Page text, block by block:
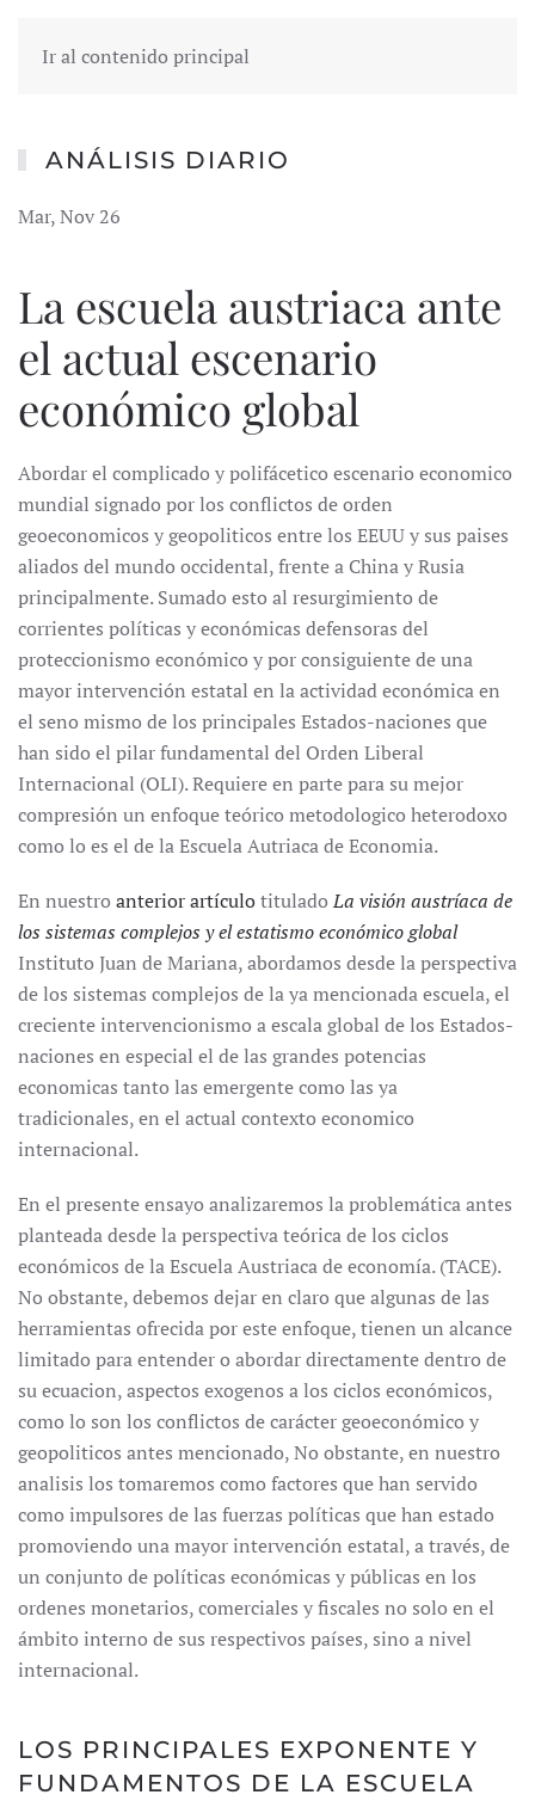
Ir al contenido principal
ANÁLISIS DIARIO
Mar, Nov 26
La escuela austriaca ante
el actual escenario
económico global
Abordar el complicado y polifácetico escenario economico
mundial signado por los conflictos de orden
geoeconomicos y geopoliticos entre los EEUU y sus paises
aliados del mundo occidental, frente a China y Rusia
principalmente. Sumado esto al resurgimiento de
corrientes políticas y económicas defensoras del
proteccionismo económico y por consiguiente de una
mayor intervención estatal en la actividad económica en
el seno mismo de los principales Estados-naciones que
han sido el pilar fundamental del Orden Liberal
Internacional (OLI). Requiere en parte para su mejor
compresión un enfoque teórico metodologico heterodoxo
como lo es el de la Escuela Autriaca de Economia.
En nuestro anterior artículotituladoLa visión austríaca de
los sistemas complejos y el estatismo económico global
Instituto Juan de Mariana, abordamos desde la perspectiva
de los sistemas complejos de la ya mencionada escuela, el
creciente intervencionismo a escala global de los Estados-
naciones en especial el de las grandes potencias
economicas tanto las emergente como las ya
tradicionales, en el actual contexto economico
internacional.
En el presente ensayo analizaremos la problemática antes
planteada desde la perspectiva teórica de los ciclos
económicos de la Escuela Austriaca de economía. (TACE).
No obstante, debemos dejar en claro que algunas de las
herramientas ofrecida por este enfoque, tienen un alcance
limitado para entender o abordar directamente dentro de
su ecuacion, aspectos exogenos a los ciclos económicos,
como lo son los conflictos de carácter geoeconómico y
geopoliticos antes mencionado, No obstante, en nuestro
analisis los tomaremos como factores que han servido
como impulsores de las fuerzas políticas que han estado
promoviendo una mayor intervención estatal, a través, de
un conjunto de políticas económicas y públicas en los
ordenes monetarios, comerciales y fiscales no solo en el
ámbito interno de sus respectivos países, sino a nivel
internacional.
LOS PRINCIPALES EXPONENTE Y
FUNDAMENTOS DE LA ESCUELA